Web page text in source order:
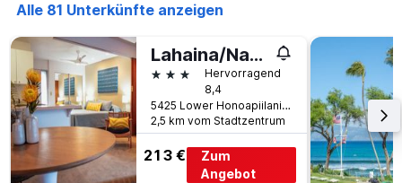
Alle 81 Unterkünfte anzeigen
Lahaina/Napili Village Hotel
3 SterneHervorragend
8,4
5425 Lower Honoapiilani Road, Napili, Maui, HI, USA
2,5 km vom Stadtzentrum
213 €
Zum
Angebot